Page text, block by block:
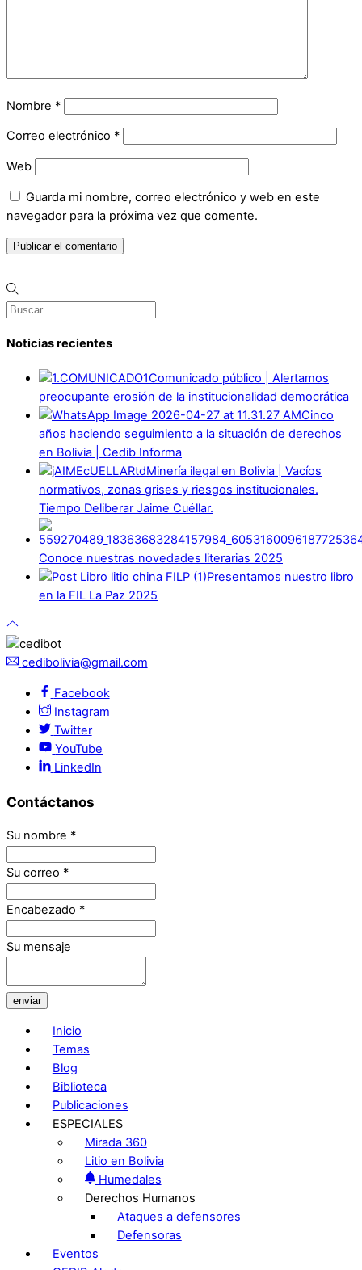
Nombre *
Correo electrónico *
Web
Guarda mi nombre, correo electrónico y web en este
navegador para la próxima vez que comente.
Noticias recientes
Comunicado público | Alertamos
preocupante erosión de la institucionalidad democrática
Cinco
años haciendo seguimiento a la situación de derechos
en Bolivia | Cedib Informa
Minería ilegal en Bolivia | Vacíos
normativos, zonas grises y riesgos institucionales.
Tiempo Deliberar Jaime Cuéllar.
Conoce nuestras novedades literarias 2025
Presentamos nuestro libro
en la FIL La Paz 2025
cedibolivia@gmail.com
Facebook
Instagram
Twitter
YouTube
LinkedIn
Contáctanos
Su nombre *
Su correo *
Encabezado *
Su mensaje
enviar
Inicio
Temas
Blog
Biblioteca
Publicaciones
ESPECIALES
Mirada 360
Litio en Bolivia
Humedales
Derechos Humanos
Ataques a defensores
Defensoras
Eventos